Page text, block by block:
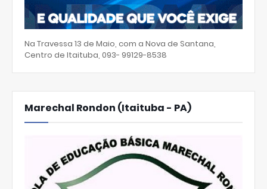
Na Travessa 13 de Maio, com a Nova de Santana,
Centro de Itaituba, 093- 99129-8538
Marechal Rondon (Itaituba - PA)